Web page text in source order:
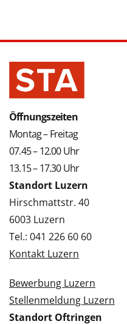
Öffnungszeiten
Montag – Freitag
07.45 – 12.00 Uhr
13.15 – 17.30 Uhr
Standort Luzern
Hirschmattstr. 40
6003 Luzern
Tel.: 041 226 60 60
Kontakt Luzern
Bewerbung Luzern
Stellenmeldung Luzern
Standort Oftringen